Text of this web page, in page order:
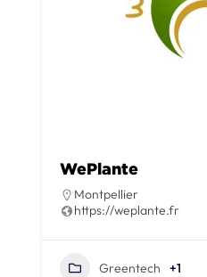
WePlante
Montpellier
https://weplante.fr
Greentech +1